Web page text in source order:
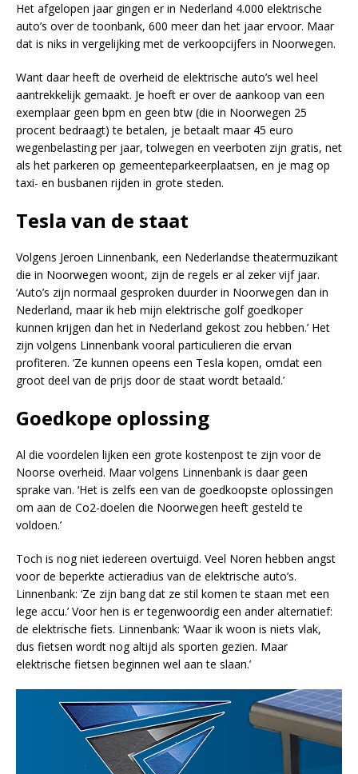
Het afgelopen jaar gingen er in Nederland 4.000 elektrische
auto’s over de toonbank, 600 meer dan het jaar ervoor. Maar
dat is niks in vergelijking met de verkoopcijfers in Noorwegen.
Want daar heeft de overheid de elektrische auto’s wel heel
aantrekkelijk gemaakt. Je hoeft er over de aankoop van een
exemplaar geen bpm en geen btw (die in Noorwegen 25
procent bedraagt) te betalen, je betaalt maar 45 euro
wegenbelasting per jaar, tolwegen en veerboten zijn gratis, net
als het parkeren op gemeenteparkeerplaatsen, en je mag op
taxi- en busbanen rijden in grote steden.
Tesla van de staat
Volgens Jeroen Linnenbank, een Nederlandse theatermuzikant
die in Noorwegen woont, zijn de regels er al zeker vijf jaar.
‘Auto’s zijn normaal gesproken duurder in Noorwegen dan in
Nederland, maar ik heb mijn elektrische golf goedkoper
kunnen krijgen dan het in Nederland gekost zou hebben.’ Het
zijn volgens Linnenbank vooral particulieren die ervan
profiteren. ‘Ze kunnen opeens een Tesla kopen, omdat een
groot deel van de prijs door de staat wordt betaald.’
Goedkope oplossing
Al die voordelen lijken een grote kostenpost te zijn voor de
Noorse overheid. Maar volgens Linnenbank is daar geen
sprake van. ‘Het is zelfs een van de goedkoopste oplossingen
om aan de Co2-doelen die Noorwegen heeft gesteld te
voldoen.’
Toch is nog niet iedereen overtuigd. Veel Noren hebben angst
voor de beperkte actieradius van de elektrische auto’s.
Linnenbank: ‘Ze zijn bang dat ze stil komen te staan met een
lege accu.’ Voor hen is er tegenwoordig een ander alternatief:
de elektrische fiets. Linnenbank: ‘Waar ik woon is niets vlak,
dus fietsen wordt nog altijd als sporten gezien. Maar
elektrische fietsen beginnen wel aan te slaan.’